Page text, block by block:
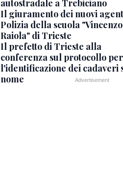
autostradale a Trebiciano
Il giuramento dei nuovi
Polizia della scuola "Vincenzo
Raiola" di Trieste
Il prefetto di Trieste alla
conferenza sul protocollo per
l'identificazione dei cadaveri
nome